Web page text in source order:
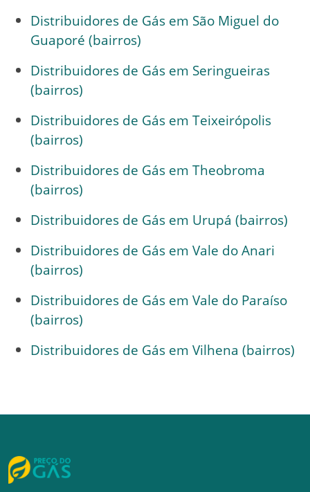
Distribuidores de Gás em São Miguel do
Guaporé (bairros)
Distribuidores de Gás em Seringueiras
(bairros)
Distribuidores de Gás em Teixeirópolis
(bairros)
Distribuidores de Gás em Theobroma
(bairros)
Distribuidores de Gás em Urupá (bairros)
Distribuidores de Gás em Vale do Anari
(bairros)
Distribuidores de Gás em Vale do Paraíso
(bairros)
Distribuidores de Gás em Vilhena (bairros)